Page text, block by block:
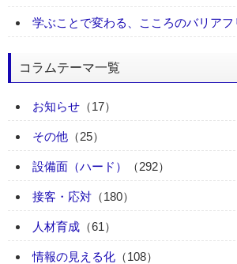
学ぶことで変わる、こころのバリアフ
コラムテーマ一覧
お知らせ （17）
その他 （25）
設備面（ハード） （292）
接客・応対 （180）
人材育成 （61）
情報の見える化 （108）